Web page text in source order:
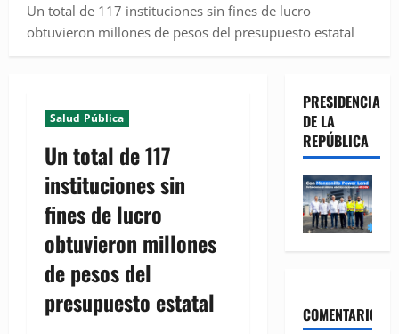
Un total de 117 instituciones sin fines de lucro
obtuvieron millones de pesos del presupuesto estatal
Salud Pública
Un total de 117
instituciones sin
fines de lucro
obtuvieron millones
de pesos del
presupuesto estatal
PRESIDENCIA
DE LA
REPÚBLICA
COMENTARIOS